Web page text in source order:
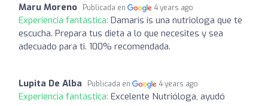
Maru Moreno Publicada en 4 years ago
Experiencia fantástica: Damaris is una nutriologa que te
escucha. Prepara tus dieta a lo que necesites y sea
adecuado para ti. 100% recomendada.
Lupita De Alba Publicada en 4 years ago
Experiencia fantástica: Excelente Nutrióloga, ayudó